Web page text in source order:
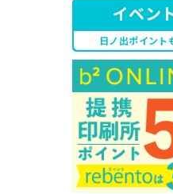
イベン
日ノ出ポイント